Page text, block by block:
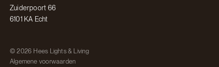
Zuiderpoort 66
6101 KA Echt
© 2026 Hees Lights & Living
Algemene voorwaarden